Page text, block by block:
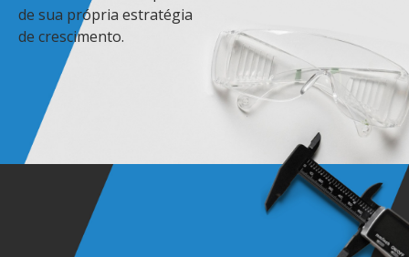
de sua própria estratégia
de crescimento.